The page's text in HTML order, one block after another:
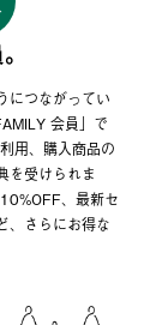
につながってい
会員」で
用、購入商品の
を受けられま
、最新セ
、さらにお得な